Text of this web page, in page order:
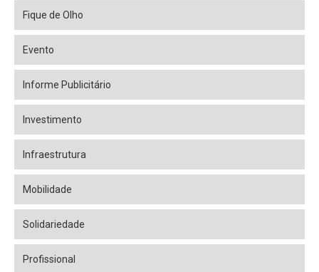
Fique de Olho
Evento
Informe Publicitário
Investimento
Infraestrutura
Mobilidade
Solidariedade
Profissional